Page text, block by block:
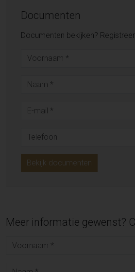
Documenten
Documenten bekijken? Registreer
Bekijk documenten
Meer informatie gewenst?